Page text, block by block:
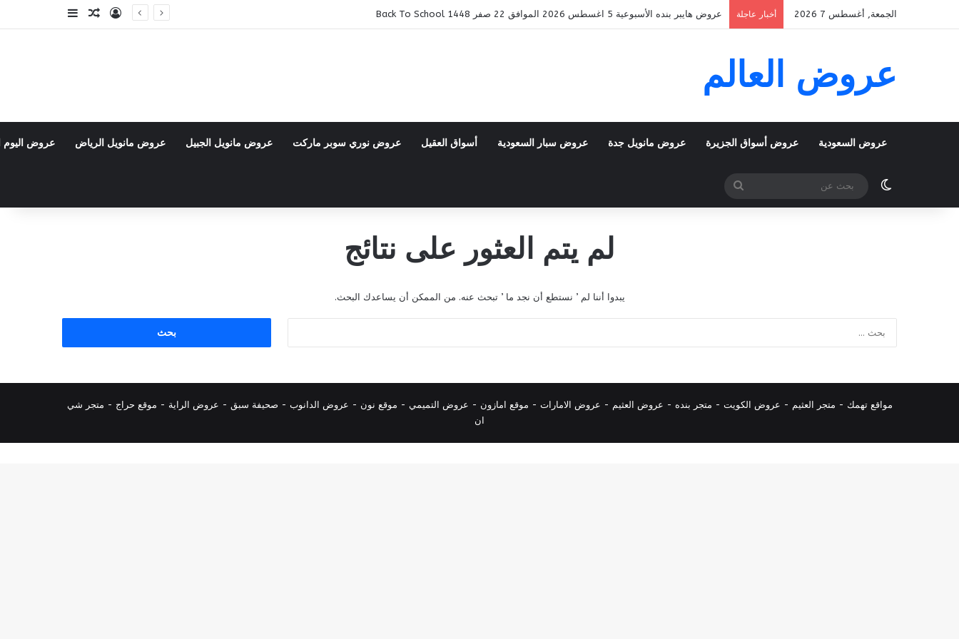
الجمعة, أغسطس 7 2026 أخبار عاجلة عروض هايبر بنده الأسبوعية 5 اغسطس 2026 الموافق 22 صفر 1448 Back To School تسجيل الدخول
مقال عشوائي
إضافة عمود
عروض العالم
عروض السعودية عروض أسواق الجزيرة عروض مانويل جدة عروض سبار السعودية أسواق العقيل عروض نوري سوبر ماركت عروض مانويل الجبيل عروض مانويل الرياض عروض اليوم
الوضع المظلم
بحث
عن
لم يتم العثور على نتائج
يبدوا أننا لم ’ نستطع أن نجد ما ’ تبحث عنه. من الممكن أن يساعدك البحث.
مواقع تهمك - متجر العثيم - عروض الكويت - متجر بنده - عروض العثيم - عروض الامارات - موقع امازون - عروض التميمي - موقع نون - عروض الدانوب - صحيفة سبق - عروض الراية - موقع حراج - متجر شي
ان